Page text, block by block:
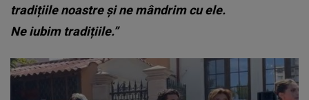
tradițiile noastre și ne mândrim cu ele.
Ne iubim tradițiile.”